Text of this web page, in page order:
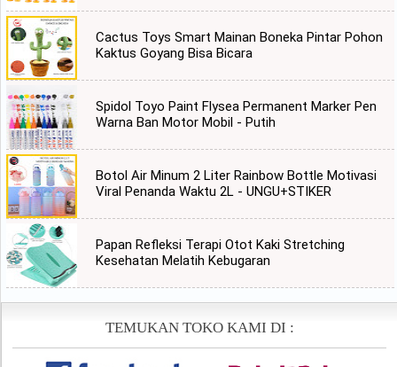
Cactus Toys Smart Mainan Boneka Pintar Pohon
Kaktus Goyang Bisa Bicara
Spidol Toyo Paint Flysea Permanent Marker Pen
Warna Ban Motor Mobil - Putih
Botol Air Minum 2 Liter Rainbow Bottle Motivasi
Viral Penanda Waktu 2L - UNGU+STIKER
Papan Refleksi Terapi Otot Kaki Stretching
Kesehatan Melatih Kebugaran
TEMUKAN TOKO KAMI DI :